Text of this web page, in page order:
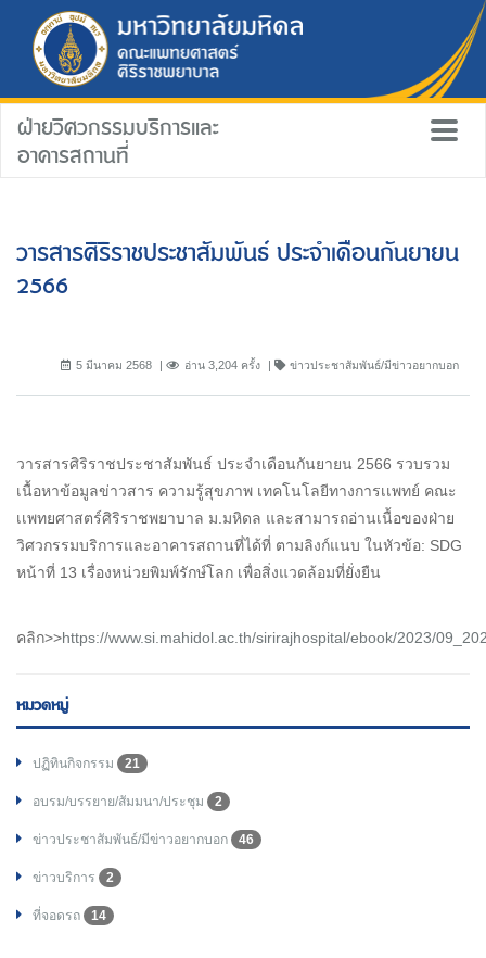
ฝ่ายวิศวกรรมบริการและ
อาคารสถานที่
วารสารศิริราชประชาสัมพันธ์ ประจำเดือนกันยายน
2566
5 มีนาคม 2568 อ่าน 3,204 ครั้ง ข่าวประชาสัมพันธ์/มีข่าวอยากบอก
วารสารศิริราชประชาสัมพันธ์ ประจำเดือนกันยายน 2566 รวบรวม
เนื้อหาข้อมูลข่าวสาร ความรู้สุขภาพ เทคโนโลยีทางการเเพทย์ คณะ
เเพทยศาสตร์ศิริราชพยาบาล ม.มหิดล และสามารถอ่านเนื้อของฝ่าย
วิศวกรรมบริการและอาคารสถานที่ได้ที่ ตามลิงก์แนบ ในหัวข้อ: SDG
หน้าที่ 13 เรื่องหน่วยพิมพ์รักษ์โลก เพื่อสิ่งแวดล้อมที่ยั่งยืน
คลิก>>https://www.si.mahidol.ac.th/sirirajhospital/ebook/2023/
หมวดหมู่
ปฏิทินกิจกรรม 21
อบรม/บรรยาย/สัมมนา/ประชุม 2
ข่าวประชาสัมพันธ์/มีข่าวอยากบอก 46
ข่าวบริการ 2
ที่จอดรถ 14